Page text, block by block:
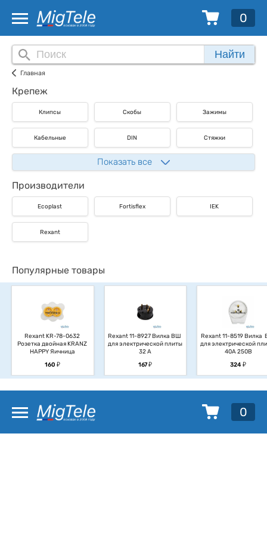
0
Найти
Главная
Крепеж
Клипсы Скобы Зажимы
Кабельные DIN Стяжки
Показать все
Производители
Ecoplast Fortisflex IEK
Rexant
Популярные товары
Rexant KR-78-0632
Розетка двойная KRANZ
HAPPY Яичница
160у
Rexant 11-8927 Вилка ВШ
для электрической плиты
32 А
167у
Rexant 11-8519 Вилка
для электрической
40А 250В
324у
0